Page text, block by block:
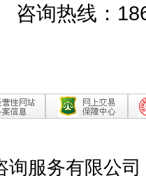
咨询热线：
询服务有限公